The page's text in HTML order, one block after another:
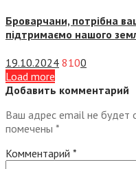
Броварчани, потрібна
підтримаємо нашого
19.10.2024 8100
Load more
Добавить комментарий
Ваш адрес email не будет
помечены *
Комментарий *